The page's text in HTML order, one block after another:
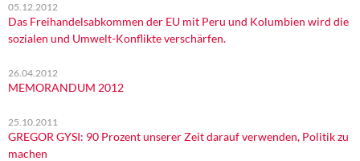
05.12.2012
Das Freihandelsabkommen der EU mit Peru und Kolumbien wird die
sozialen und Umwelt-Konflikte verschärfen.
26.04.2012
MEMORANDUM 2012
25.10.2011
GREGOR GYSI: 90 Prozent unserer Zeit darauf verwenden, Politik zu
machen